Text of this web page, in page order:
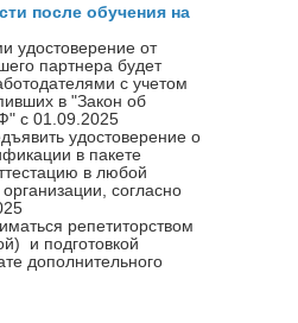
после обучения на
удостоверение от
партнера будет
с учетом
в "Закон об
с 01.09.2025
удостоверение о
в пакете
в любой
согласно
репетиторством
и подготовкой
дополнительного